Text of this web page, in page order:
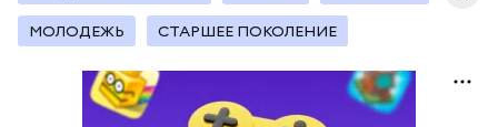
МОЛОДЕЖЬ СТАРШЕЕ ПОКОЛЕНИЕ
Международный день бесконечности придумал
американский философ Жан-Пьер Ади Феньо в
бесконечности, то и дата была выбрана «08.08». В
этот праздник организуются тематические лекции
День малины со сливками отмечается в США в
честь вкусового сочетания этой ягоды со сливками.
— Кабачки нужно натереть длинными слайсами
(это можно сделать на специальной терке),
похожими на спагетти, и уложить в противень.
Дальше нужно добавить немного растительного
масла, соль, а сверху бросить хаотично